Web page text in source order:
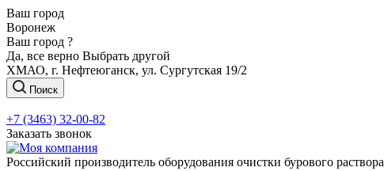
Ваш город
Воронеж
Ваш город ?
Да, все верно Выбрать другой
ХМАО, г. Нефтеюганск, ул. Сургутская 19/2
Поиск
+7 (3463) 32-00-82
Заказать звонок
Российский производитель оборудования очистки бурового раствора